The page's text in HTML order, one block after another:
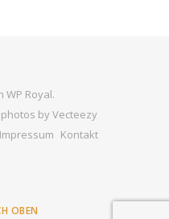
WP Royal.
by Vecteezy
Impressum Kontakt
OBEN